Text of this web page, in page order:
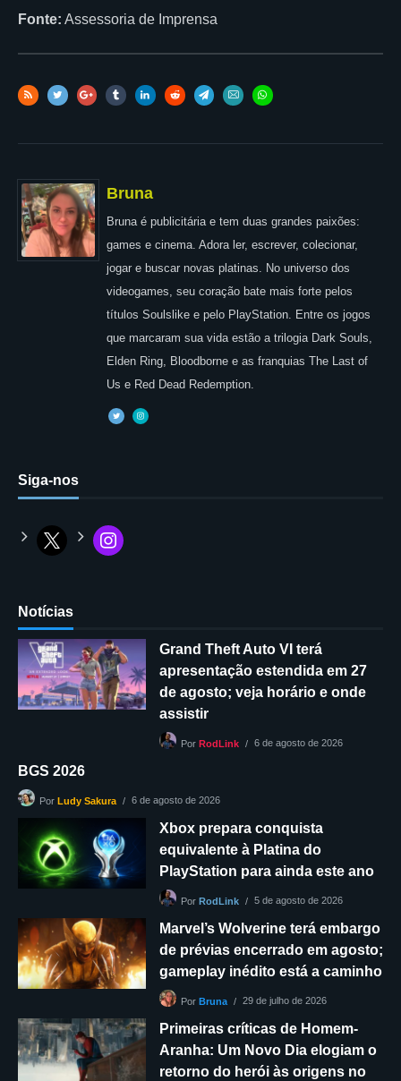
Fonte: Assessoria de Imprensa
Bruna
Bruna é publicitária e tem duas grandes paixões:
games e cinema. Adora ler, escrever, colecionar,
jogar e buscar novas platinas. No universo dos
videogames, seu coração bate mais forte pelos
títulos Soulslike e pelo PlayStation. Entre os jogos
que marcaram sua vida estão a trilogia Dark Souls,
Elden Ring, Bloodborne e as franquias The Last of
Us e Red Dead Redemption.
Siga-nos
Notícias
Grand Theft Auto VI terá
apresentação estendida em 27
de agosto; veja horário e onde
assistir
Por RodLink 6 de agosto de 2026
BGS 2026
Por Ludy Sakura 6 de agosto de 2026
Xbox prepara conquista
equivalente à Platina do
PlayStation para ainda este ano
Por RodLink 5 de agosto de 2026
Marvel’s Wolverine terá embargo
de prévias encerrado em agosto;
gameplay inédito está a caminho
Por Bruna 29 de julho de 2026
Primeiras críticas de Homem-
Aranha: Um Novo Dia elogiam o
retorno do herói às origens no